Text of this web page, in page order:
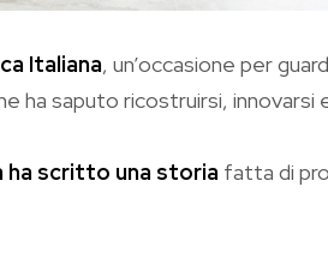
Italiana, un’occasione per
ha saputo ricostruirsi, innovarsi
ha scritto una storia fatta di